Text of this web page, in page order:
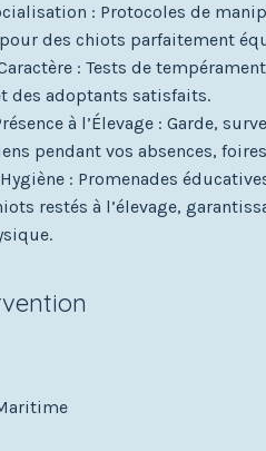
: Protocoles de
des chiots parfaitement
: Tests de
des adoptants satisfaits.
à l’Élevage : Garde,
pendant vos absences,
: Promenades
restés à l’élevage,